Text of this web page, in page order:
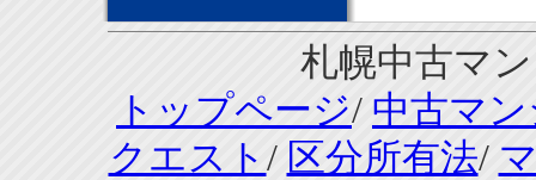
札幌中古マ
トップページ/ 中古マ
クエスト / 区分所有法/